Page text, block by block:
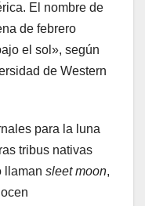
El nombre de
de febrero
el sol», según
de Western
para la luna
tribus nativas
llaman sleet moon,